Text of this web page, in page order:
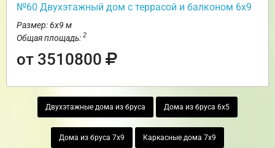
№60 Двухэтажный дом с террасой и балконом 6х9
Размер: 6х9 м
Общая площадь: 2
от 3510800
Двухэтажные дома из бруса Дома из бруса 6х5
Дома из бруса 7х9 Каркасные дома 7х9